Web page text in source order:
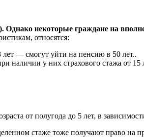
некоторые граждане на
относятся:
лет — смогут уйти на пенсию в 50 лет..
наличии у них страхового стажа от 15
от полугода до 5 лет, в
стаже тоже получают право на